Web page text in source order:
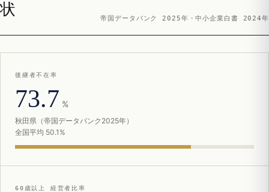
状
帝国データバンク 2025年・中小企業白書 2024年
後継者不在率
73.7 %
秋田県（帝国データバンク2025年）
全国平均 50.1%
60歳以上 経営者比率